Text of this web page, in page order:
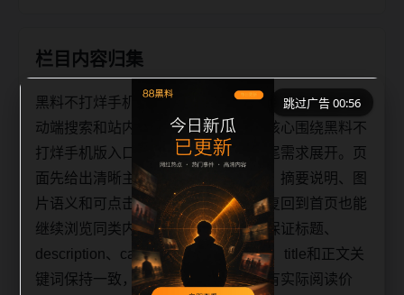
栏目内容归集
黑料不打烊手机版入口翻车事件专题阅读路径面向移
动端搜索和站内连续阅读场景整理，核心围绕黑料不
打烊手机版入口、翻车事件和相关长尾需求展开。页
面先给出清晰主题，再补充栏目承接、摘要说明、图
片语义和可点击入口，让用户不用反复回到首页也能
继续浏览同类内容。每日更新时优先保证标题、
description、canonical、主题图、alt、title和正文关
键词保持一致，避免只替换词语而没有实际阅读价
跳过广告 00:56